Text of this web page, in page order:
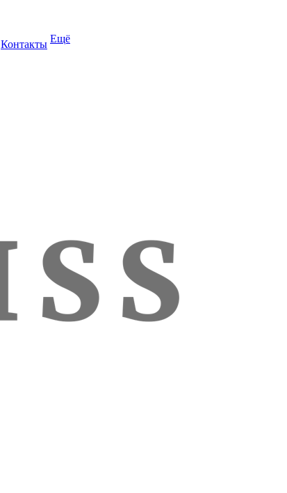
Контакты Ещё